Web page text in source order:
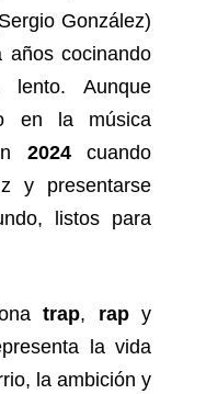
González)
años cocinando
Aunque
en la música
2024cuando
y presentarse
listos para
trap, rapy
la vida
la ambición y